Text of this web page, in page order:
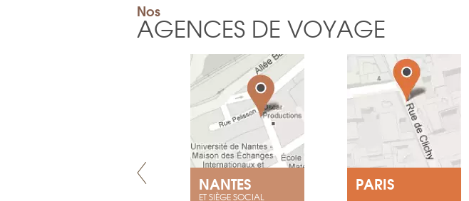
Nos
AGENCES DE VOYAGE
NANTES
ET SIÈGE SOCIAL
PARIS